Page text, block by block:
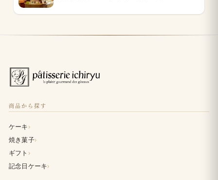
商品から探す
ケーキ›
焼き菓子›
ギフト ›
記念日ケーキ›